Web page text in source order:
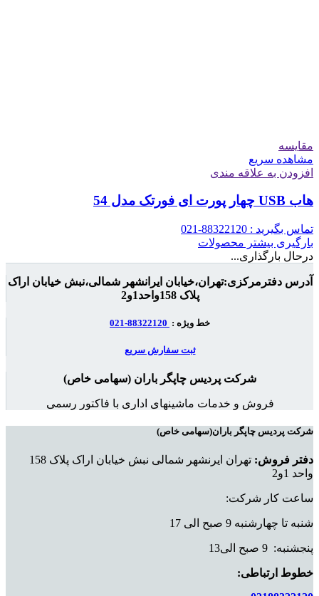
مقایسه
مشاهده سریع
افزودن به علاقه مندی
هاب USB چهار پورت ای فورتک مدل 54
تماس بگیرید : 88322120-021
بارگیری بیشتر محصولات
درحال بارگذاری...
آدرس دفترمرکزی:تهران،خیابان ایرانشهر شمالی،نبش خیابان اراک
پلاک 158واحد1و2
خط ویژه :
ثبت سفارش سریع
شرکت پردیس چاپگر باران (سهامی خاص)
فروش و خدمات ماشینهای اداری با فاکتور رسمی
شرکت پردیس چاپگر باران(سهامی خاص)
دفتر فروش:
تهران ایرنشهر شمالی نبش خیابان اراک پلاک 158
واحد 1و2
ساعت کار شرکت:
شنبه تا چهارشنبه 9 صبح الی 17
پنجشنبه: 9 صبح الی13
خطوط ارتباطی: